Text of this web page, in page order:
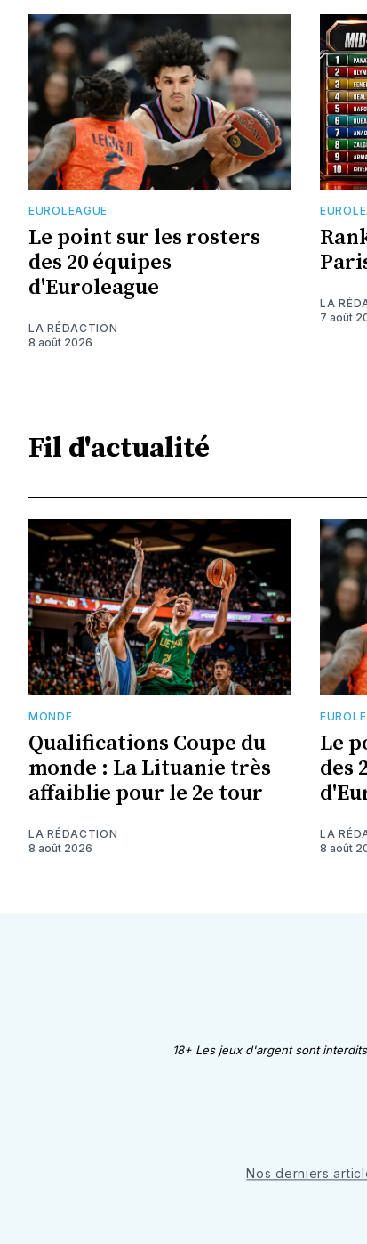
EUROLEAGUE
Le point sur les rosters
des 20 équipes
d'Euroleague
LA RÉDACTION
8 août 2026
LA
7 août
Fil d'actualité
MONDE
Qualifications Coupe du
monde : La Lituanie très
affaiblie pour le 2e tour
LA RÉDACTION
8 août 2026
Le
des
LA
8 août
18+ Les jeux d'argent sont
Nos derniers